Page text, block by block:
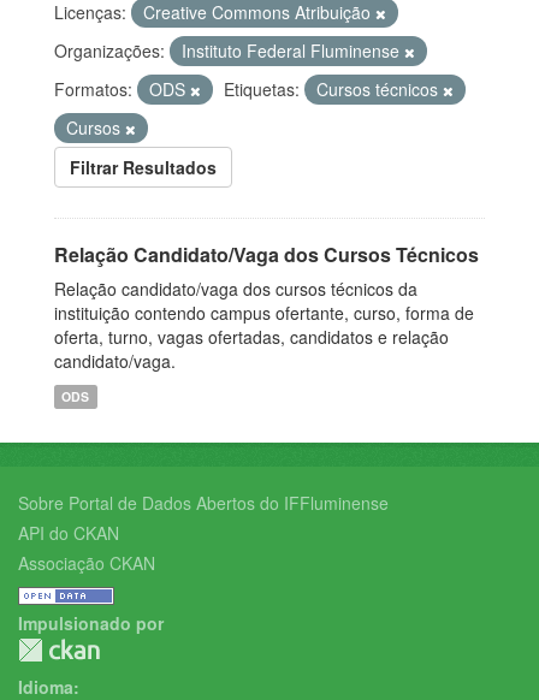
Licenças:
Creative Commons Atribuição
Organizações:
Instituto Federal Fluminense
Formatos:
ODS Etiquetas:
Cursos técnicos
Cursos
Filtrar Resultados
Relação Candidato/Vaga dos Cursos Técnicos
Relação candidato/vaga dos cursos técnicos da
instituição contendo campus ofertante, curso, forma de
oferta, turno, vagas ofertadas, candidatos e relação
candidato/vaga.
ODS
Sobre Portal de Dados Abertos do IFFluminense
API do CKAN
Associação CKAN
Impulsionado por
Idioma